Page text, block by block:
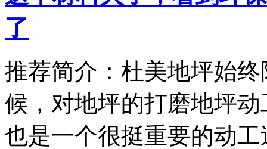
了
推荐简介：杜美地坪始
候，对地坪的打磨地坪
也是一个很挺重要的动